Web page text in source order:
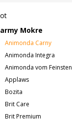
Mokre
Animonda Carny
Animonda Integra
Animonda vom Feinsten
Applaws
Bozita
Brit Care
Brit Premium